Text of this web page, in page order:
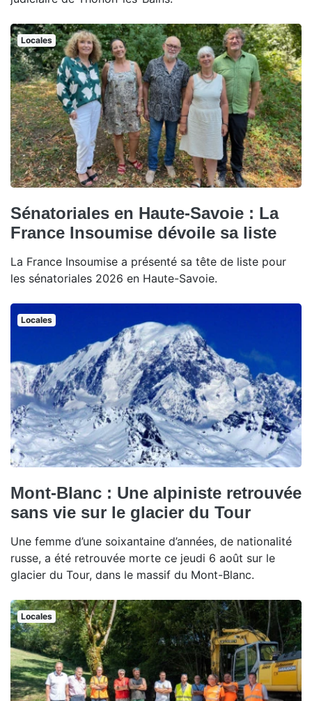
Locales
Sénatoriales en Haute-Savoie : La
France Insoumise dévoile sa liste
La France Insoumise a présenté sa tête de liste pour
les sénatoriales 2026 en Haute-Savoie.
Locales
Mont-Blanc : Une alpiniste retrouvée
sans vie sur le glacier du Tour
Une femme d’une soixantaine d’années, de nationalité
russe, a été retrouvée morte ce jeudi 6 août sur le
glacier du Tour, dans le massif du Mont-Blanc.
Locales